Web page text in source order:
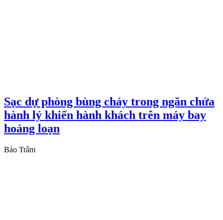
Sạc dự phòng bùng cháy trong ngăn chứa
hành lý khiến hành khách trên máy bay
hoảng loạn
Bảo Trâm